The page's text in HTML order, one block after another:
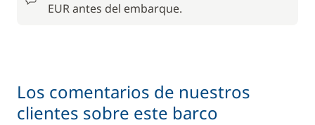
EUR antes del embarque.
Los comentarios de nuestros
clientes sobre este barco